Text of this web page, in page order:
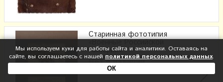
Старинная фототипия
Империи»
Нет в наличии
Мы используем куки для работы сайта и аналитики. Оставаясь на
сайте, вы соглашаетесь с нашей политикой персональных данных.
ОК